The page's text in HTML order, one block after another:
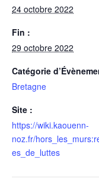
24 octobre 2022
Fin :
29 octobre 2022
Catégorie
Bretagne
Site :
https://wiki.kaouenn-
noz.fr/
es_de_luttes